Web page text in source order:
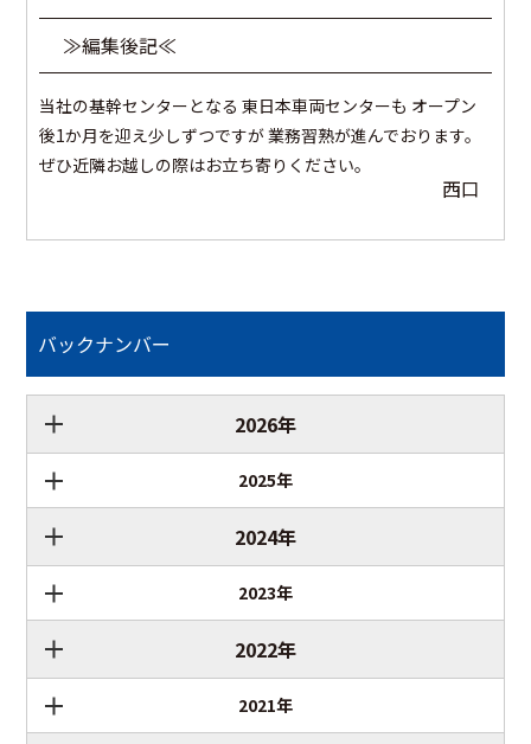
≫編集後記≪
当社の基幹センターとなる 東日本車両センターも オープン
後1か月を迎え少しずつですが 業務習熟が進んでおります。
ぜひ近隣お越しの際はお立ち寄りください。
西口
バックナンバー
2026年
2025年
2024年
2023年
2022年
2021年